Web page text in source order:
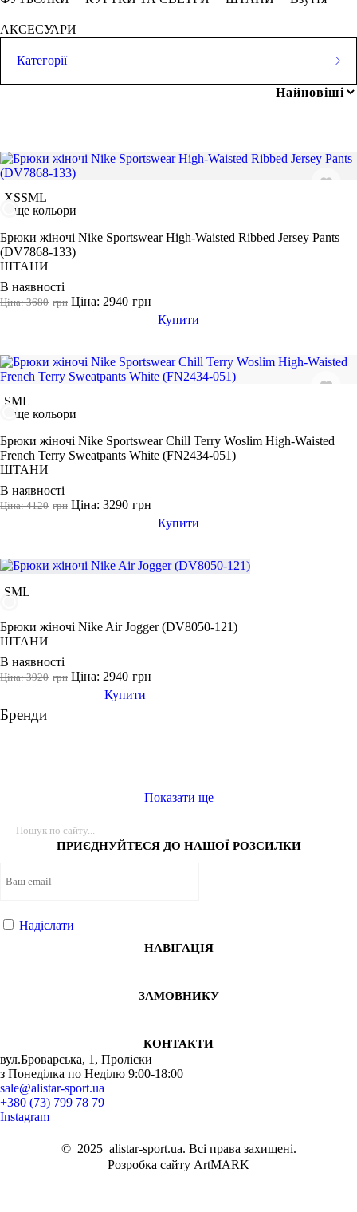
Розмір одягу
46
Колір
Показати більше
Розмір взуття
АКСЕСУАРИ
Категорії
ФУТБОЛКИ КУРТКИ ТА СВЕТРИ ШТАНИ Взуття
АКСЕСУАРИ
XSSML
ще кольори
Брюки жіночі Nike Sportswear High-Waisted Ribbed Jersey Pants
(DV7868-133)
ШТАНИ
В наявності
грн
Ціна: 3680 грн
Ціна: 2940
Купити
SML
ще кольори
Брюки жіночі Nike Sportswear Chill Terry Woslim High-Waisted
French Terry Sweatpants White (FN2434-051)
ШТАНИ
В наявності
грн
Ціна: 4120 грн
Ціна: 3290
Купити
SML
Брюки жіночі Nike Air Jogger (DV8050-121)
ШТАНИ
В наявності
грн
Ціна: 3920 грн
Ціна: 2940
Купити
Бренди
Показати ще
ПРИЄДНУЙТЕСЯ ДО НАШОЇ РОЗСИЛКИ
Надіслати
НАВІГАЦІЯ
ЗАМОВНИКУ
КОНТАКТИ
вул.Броварська, 1, Проліски
з Понеділка по Неділю 9:00-18:00
sale@alistar-sport.ua
+380 (73) 799 78 79
Instagram
© 2025alistar-sport.ua. Всі права захищені.
Розробка сайту ArtMARK